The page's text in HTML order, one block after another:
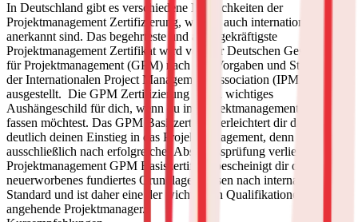
In Deutschland gibt es verschiedene Möglichkeiten der
Projektmanagement Zertifizierung, welche auch international
anerkannt sind. Das begehrteste und aussagekräftigste
Projektmanagement Zertifikat wird von der Deutschen Gesellschaft
für Projektmanagement (GPM) nach den Vorgaben und Standards
der Internationalen Project Management Association (IPMA)
ausgestellt. Die GPM Zertifizierung ist ein wichtiges
Aushängeschild für dich, wenn du im Projektmanagement Fuß
fassen möchtest. Das GPM Basiszertifikat erleichtert dir dabei
deutlich deinen Einstieg in das Projektmanagement, denn es wird
ausschließlich nach erfolgreicher Abschlussprüfung verliehen.
Projektmanagement GPM Basiszertifikat bescheinigt dir dein
neuerworbenes fundiertes Grundlagenwissen nach internationalem
Standard und ist daher eine der wichtigsten Qualifikationen für
angehende Projektmanager.